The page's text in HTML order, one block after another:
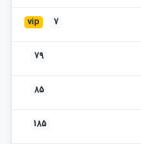
vip 7
79
85
185